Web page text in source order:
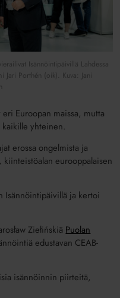
Isännöintipäivillä Lahdessa
Porthén (oik). Kuva: Jani
Euroopan maissa, mutta
yhteinen.
erossa ongelmista ja
eurooppalaisen
Isännöintipäivillä ja kertoi
ZiełińskiäPuolan
edustavan CEAB-
isännöinnin piirteitä,